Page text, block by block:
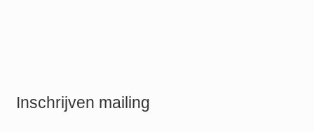
Inschrijven mailing